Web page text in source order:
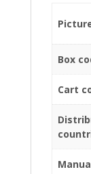
Box
Cart